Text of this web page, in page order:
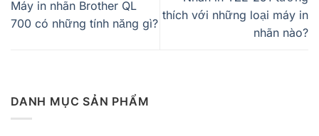
Máy in nhãn Brother QL
700 có những tính năng gì?
thích với những loại máy in
nhãn nào?
DANH MỤC SẢN PHẨM